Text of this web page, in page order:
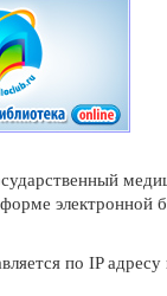
электронной
по IP